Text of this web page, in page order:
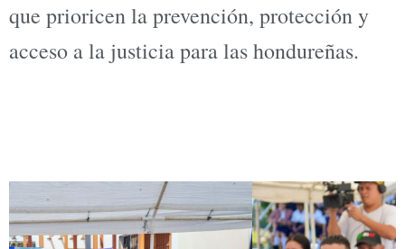
que prioricen la prevención, protección y
acceso a la justicia para las hondureñas.